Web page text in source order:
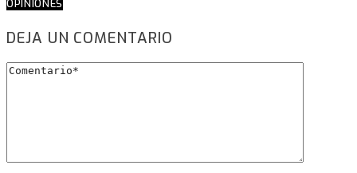
OPINIONES
DEJA UN COMENTARIO